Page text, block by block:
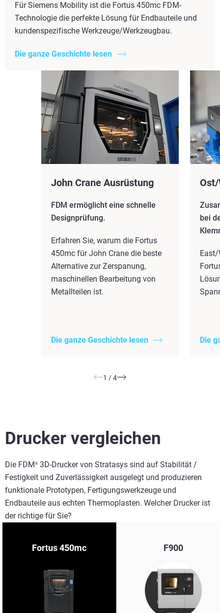
Für Siemens Mobility ist die Fortus 450mc FDM-
Technologie die perfekte Lösung für Endbauteile und
kundenspezifische Werkzeuge/Werkzeugbau.
Die ganze Geschichte lesen
John Crane Ausrüstung
FDM ermöglicht eine schnelle
Designprüfung.
Erfahren Sie, warum die Fortus
450mc für John Crane die beste
Alternative zur Zerspanung,
maschinellen Bearbeitung von
Metallteilen ist.
Die ganze Geschichte lesen
bei
East/
Die
1 /4
Drucker vergleichen
Die FDM ® 3D-Drucker von Stratasys sind auf Stabilität /
Festigkeit und Zuverlässigkeit ausgelegt und produzieren
funktionale Prototypen, Fertigungswerkzeuge und
Endbauteile aus echten Thermoplasten. Welcher Drucker ist
der richtige für Sie?
Fortus 450mc F900